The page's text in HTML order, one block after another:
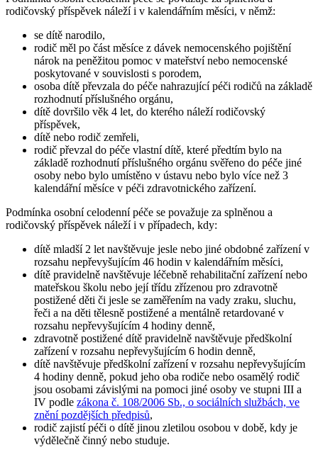
rodičovský příspěvek náleží i v kalendářním měsíci, v němž:
se dítě narodilo,
rodič měl po část měsíce z dávek nemocenského pojištění
nárok na peněžitou pomoc v mateřství nebo nemocenské
poskytované v souvislosti s porodem,
osoba dítě převzala do péče nahrazující péči rodičů na základě
rozhodnutí příslušného orgánu,
dítě dovršilo věk 4 let, do kterého náleží rodičovský
příspěvek,
dítě nebo rodič zemřeli,
rodič převzal do péče vlastní dítě, které předtím bylo na
základě rozhodnutí příslušného orgánu svěřeno do péče jiné
osoby nebo bylo umístěno v ústavu nebo bylo více než 3
kalendářní měsíce v péči zdravotnického zařízení.
Podmínka osobní celodenní péče se považuje za splněnou a
rodičovský příspěvek náleží i v případech, kdy:
dítě mladší 2 let navštěvuje jesle nebo jiné obdobné zařízení v
rozsahu nepřevyšujícím 46 hodin v kalendářním měsíci,
dítě pravidelně navštěvuje léčebně rehabilitační zařízení nebo
mateřskou školu nebo její třídu zřízenou pro zdravotně
postižené děti či jesle se zaměřením na vady zraku, sluchu,
řeči a na děti tělesně postižené a mentálně retardované v
rozsahu nepřevyšujícím 4 hodiny denně,
zdravotně postižené dítě pravidelně navštěvuje předškolní
zařízení v rozsahu nepřevyšujícím 6 hodin denně,
dítě navštěvuje předškolní zařízení v rozsahu nepřevyšujícím
4 hodiny denně, pokud jeho oba rodiče nebo osamělý rodič
jsou osobami závislými na pomoci jiné osoby ve stupni III a
IV podle zákona č. 108/2006 Sb., o sociálních službách, ve
znění pozdějších předpisů,
rodič zajistí péči o dítě jinou zletilou osobou v době, kdy je
výdělečně činný nebo studuje.